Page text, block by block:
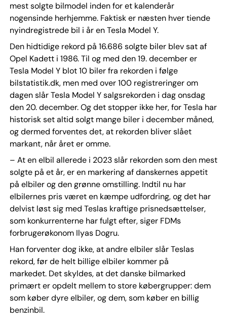
mest solgte bilmodel inden for et kalenderår
nogensinde herhjemme. Faktisk er næsten hver tiende
nyindregistrede bil i år en Tesla Model Y.
Den hidtidige rekord på 16.686 solgte biler blev sat af
Opel Kadett i 1986. Til og med den 19. december er
Tesla Model Y blot 10 biler fra rekorden i følge
bilstatistik.dk, men med over 100 registreringer om
dagen slår Tesla Model Y salgsrekorden i dag onsdag
den 20. december. Og det stopper ikke her, for Tesla har
historisk set altid solgt mange biler i december måned,
og dermed forventes det, at rekorden bliver slået
markant, når året er omme.
– At en elbil allerede i 2023 slår rekorden som den mest
solgte på et år, er en markering af danskernes appetit
på elbiler og den grønne omstilling. Indtil nu har
elbilernes pris været en kæmpe udfordring, og det har
delvist løst sig med Teslas kraftige prisnedsættelser,
som konkurrenterne har fulgt efter, siger FDMs
forbrugerøkonom Ilyas Dogru.
Han forventer dog ikke, at andre elbiler slår Teslas
rekord, før de helt billige elbiler kommer på
markedet. Det skyldes, at det danske bilmarked
primært er opdelt mellem to store købergrupper: dem
som køber dyre elbiler, og dem, som køber en billig
benzinbil.